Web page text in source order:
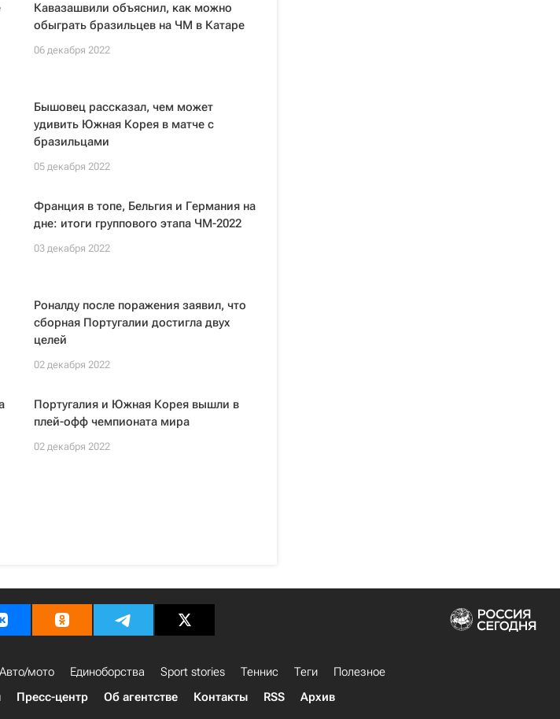
Кавазашвили объяснил, как можно
обыграть бразильцев на ЧМ в Катаре
06 декабря 2022
Бышовец рассказал, чем может
удивить Южная Корея в матче с
бразильцами
05 декабря 2022
Франция в топе, Бельгия и Германия на
дне: итоги группового этапа ЧМ-2022
03 декабря 2022
Роналду после поражения заявил, что
сборная Португалии достигла двух
целей
02 декабря 2022
Португалия и Южная Корея вышли в
плей-офф чемпионата мира
02 декабря 2022
Авто/мото Единоборства Sport stories Теннис Теги
Полезное
Пресс-центр Об агентстве Контакты RSS Архив